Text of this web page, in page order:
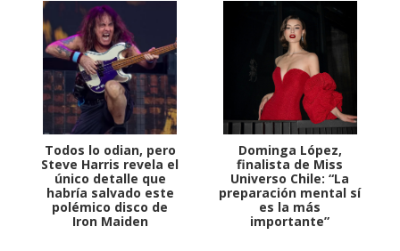
Todos lo odian, pero
Steve Harris revela el
único detalle que
habría salvado este
polémico disco de
Iron Maiden
Dominga López,
finalista de Miss
Universo Chile: “La
preparación mental sí
es la más
importante”